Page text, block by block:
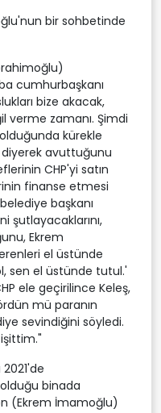
bir sohbetinde
cumhurbaşkanı
bize akacak,
verme zamanı. Şimdi
kürekle
diyerek avuttuğunu
CHP'yi satın
finanse etmesi
başkanı
şutlayacaklarını,
Ekrem
el üstünde
sen el üstünde tutul.'
ele geçirilince Keleş,
mü paranın
sevindiğini söyledi.
binada
(Ekrem İmamoğlu)